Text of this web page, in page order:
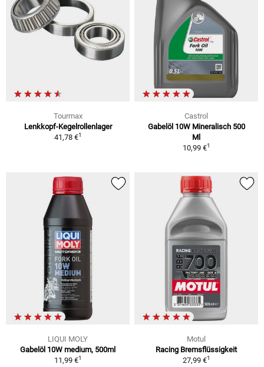
Tourmax
Lenkkopf-Kegelrollenlager
41,78 €1
Castrol
Gabelöl 10W Mineralisch 500
Ml
10,99 €1
LIQUI MOLY
Gabelöl 10W medium, 500ml
11,99 €1
Motul
Racing Bremsflüssigkeit
27,99 €1